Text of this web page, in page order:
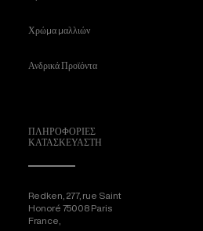
Χρώμα μαλλιών
Ανδρικά Προϊόντα
ΠΛΗΡΟΦΟΡΊΕΣ
ΚΑΤΑΣΚΕΥΑΣΤΉ
Redken, 277, rue Saint
Honoré 75008 Paris
France,